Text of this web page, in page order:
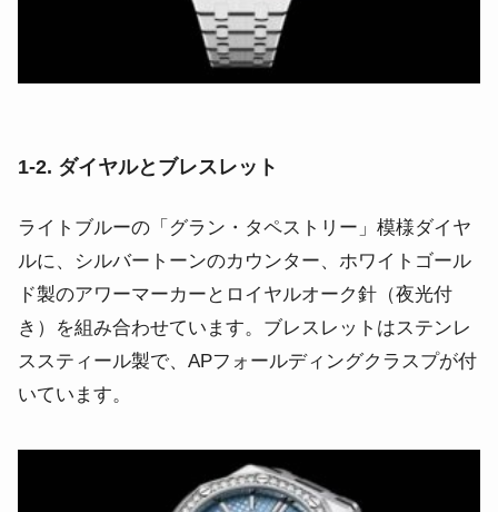
1‑2. ダイヤルとブレスレット
ライトブルーの「グラン・タペストリー」模様ダイヤ
ルに、シルバートーンのカウンター、ホワイトゴール
ド製のアワーマーカーとロイヤルオーク針（夜光付
き）を組み合わせています。ブレスレットはステンレ
ススティール製で、APフォールディングクラスプが付
いています。